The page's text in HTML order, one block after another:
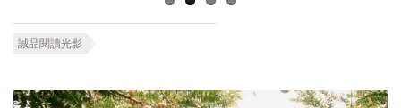
誠品閱讀光影